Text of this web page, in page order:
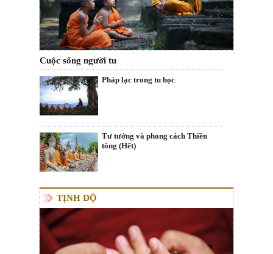
Cuộc sống người tu
Pháp lạc trong tu học
Tư tưởng và phong cách Thiền
tông (Hết)
TỊNH ĐỘ